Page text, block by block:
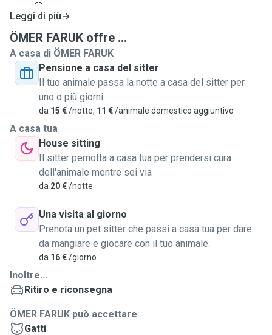
away 🤍
Leggi di più
ÖMER FARUK offre ...
A casa di ÖMER FARUK
Pensione a casa del sitter
Il tuo animale passa la notte a casa del sitter per
uno o più giorni
da 15 €/notte, 11 €/animale domestico aggiuntivo
A casa tua
House sitting
Il sitter pernotta a casa tua per prendersi cura
dell'animale mentre sei via
da 20 €/notte
Una visita al giorno
Prenota un pet sitter che passi a casa tua per dare
da mangiare e giocare con il tuo animale.
da 16 €/giorno
Inoltre...
Ritiro e riconsegna
ÖMER FARUK può accettare
Gatti